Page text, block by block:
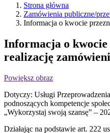
Strona główna
Zamówienia publiczne/
Informacja o kwocie
Informacja o kwocie
realizację
Powiększ obraz
Dotyczy: Usługi
podnoszących kompetencje
„Wykorzystaj swoją szansę” –
Działając na podstawie art. 222